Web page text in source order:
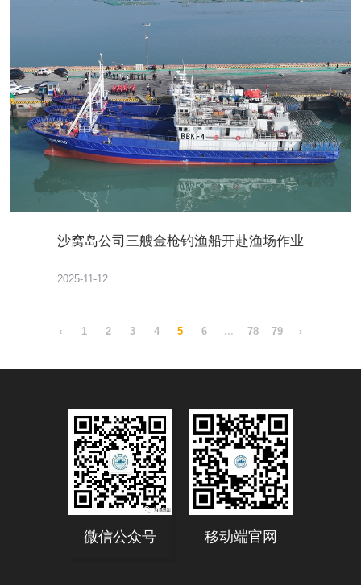
2025-03-18
金海丰公司参加中国远洋渔业“起航”40周年海洋美食
了解更多
沙窝岛公司三艘金枪钓渔船开赴渔场作业
2025-11-12
‹ 1 2 3 4 5 6 ... 78 79 ›
微信公众号 移动端官网